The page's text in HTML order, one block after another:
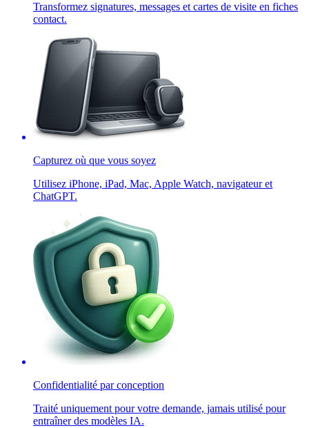
Transformez signatures, messages et cartes de visite en fiches
contact.
Capturez où que vous soyez
Utilisez iPhone, iPad, Mac, Apple Watch, navigateur et
ChatGPT.
Confidentialité par conception
Traité uniquement pour votre demande, jamais utilisé pour
entraîner des modèles IA.